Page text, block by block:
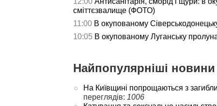
сміттєзвалище (ФОТО)
11:00 В окупованому
10:05 В окупованому Луганську
Найпопулярніші
На Київщині попрощаються з
переглядів: 1006